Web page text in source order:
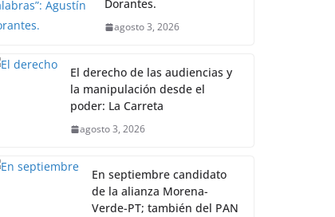
Dorantes.
agosto 3, 2026
El derecho de las audiencias y
la manipulación desde el
poder: La Carreta
agosto 3, 2026
En septiembre candidato
de la alianza Morena-
Verde-PT; también del PAN